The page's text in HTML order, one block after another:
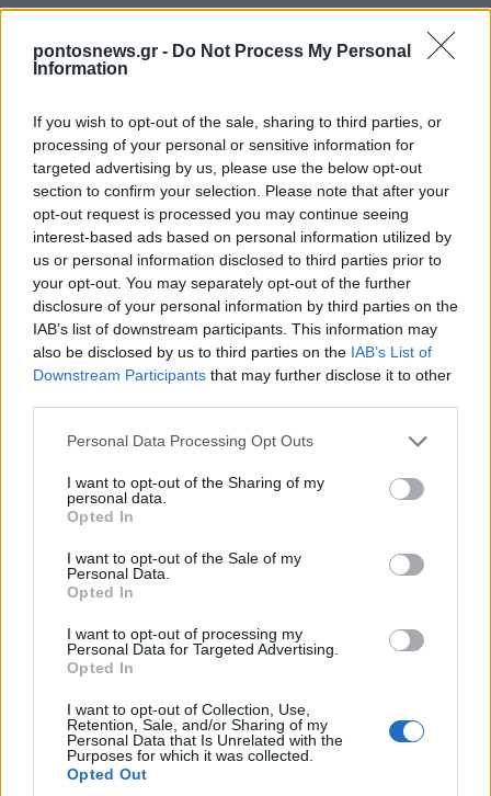
pontosnews.gr - Do Not Process My Personal
Information
If you wish to opt-out of the sale, sharing to third parties, or
processing of your personal or sensitive information for
targeted advertising by us, please use the below opt-out
section to confirm your selection. Please note that after your
opt-out request is processed you may continue seeing
interest-based ads based on personal information utilized by
us or personal information disclosed to third parties prior to
your opt-out. You may separately opt-out of the further
disclosure of your personal information by third parties on the
IAB’s list of downstream participants. This information may
also be disclosed by us to third parties on the IAB’s List of
Downstream Participants that may further disclose it to other
Please note that this website/app uses one or more Google
not limited to your visit or usage behaviour. You may click to
grant or deny consent to Google and its third-party tags to
use your data for below specified purposes in below Google
consent section.
Personal Data Processing Opt Outs
I want to opt-out of the Sharing of my
personal data.
Opted In
I want to opt-out of the Sale of my
Personal Data.
Opted In
I want to opt-out of processing my
Personal Data for Targeted Advertising.
Opted In
I want to opt-out of Collection, Use,
Retention, Sale, and/or Sharing of my
Personal Data that Is Unrelated with the
Purposes for which it was collected.
Opted Out
«Αμισός 2026»: Η Νέα Σαμψούντα Πρέβεζας
ταξιδεύει στον Πόντο με μουσική και χορό
31/07/2026 - 3:59μμ
ΕΚΔΗΛΩΣΕΙΣ
ρυθμούς του Πόντου: Διήμερο πανηγύρι με λύρα,
τραγούδι και μεγάλο γλέντι
31/07/2026 - 12:40μμ